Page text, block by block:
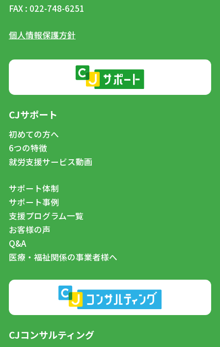
FAX : 022-748-6251
個人情報保護方針
CJサポート
初めての方へ
6つの特徴
就労支援サービス動画
サポート体制
サポート事例
支援プログラム一覧
お客様の声
Q&A
医療・福祉関係の事業者様へ
CJコンサルティング